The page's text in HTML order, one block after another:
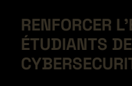
RENFORCER
ÉTUDIANTS